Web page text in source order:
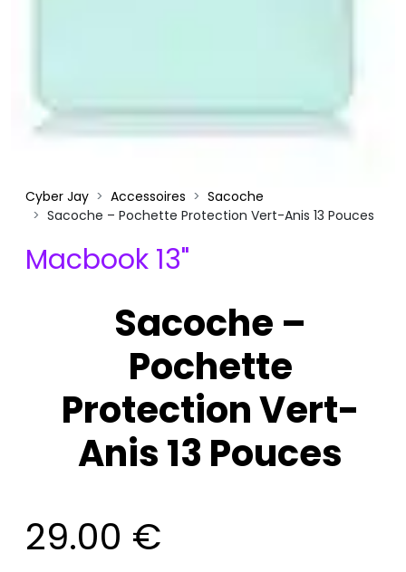
Cyber Jay Accessoires
Sacoche
Sacoche – Pochette Protection Vert-Anis 13 Pouces
Macbook 13"
Sacoche –
Pochette
Protection Vert-
Anis 13 Pouces
29.00 €